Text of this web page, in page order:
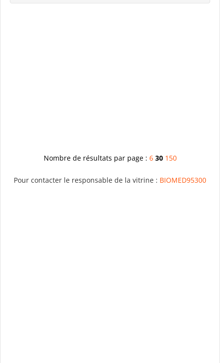
Nombre de résultats par page : 6 30 150
Pour contacter le responsable de la vitrine : BIOMED95300